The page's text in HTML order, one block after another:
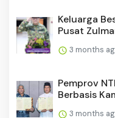
Keluarga
Pusat
3 months
Pemprov
Berbasis
3 months